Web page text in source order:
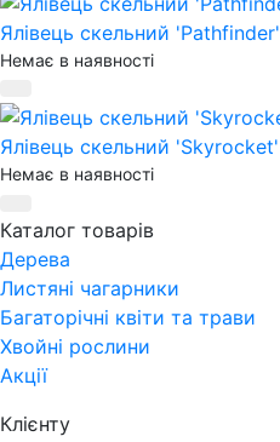
Ялівець скельний 'Pathfinder'
Немає в наявності
Ялівець скельний 'Skyrocket'
Немає в наявності
Каталог товарів
Дерева
Листяні чагарники
Багаторічні квіти та трави
Хвойні рослини
Акції
Клієнту